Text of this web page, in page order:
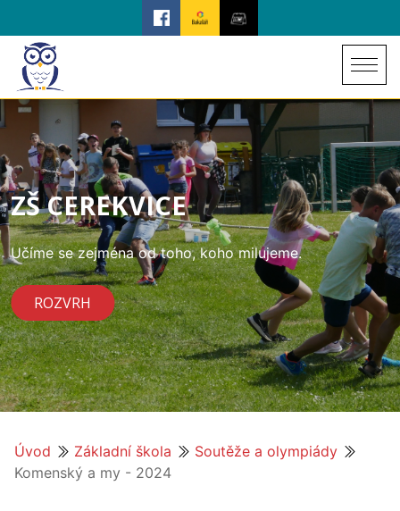
ZŠ CEREKVICE
Učíme se zejména od toho, koho milujeme.
ROZVRH
Úvod Základní škola
Soutěže a olympiády
Komenský a my - 2024